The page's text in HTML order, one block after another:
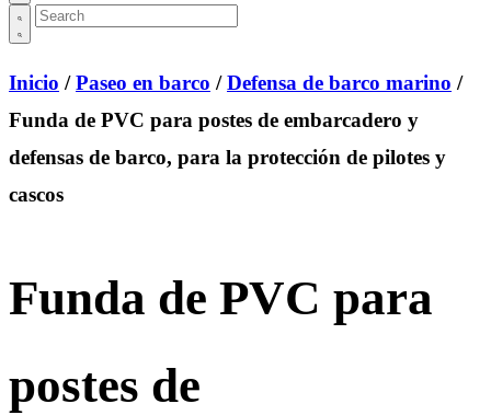
Inicio /Paseo en barco /Defensa de barco marino /
Funda de PVC para postes de embarcadero y
defensas de barco, para la protección de pilotes y
cascos
Funda de PVC para
postes de